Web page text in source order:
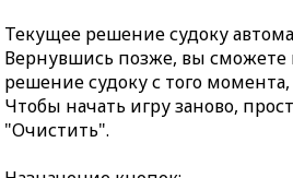
Текущее решение судоку
Вернувшись позже, вы
решение судоку с того момента,
Чтобы начать игру заново,
"Очистить".